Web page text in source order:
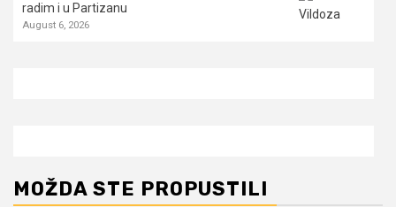
radim i u Partizanu
August 6, 2026
MOŽDA STE PROPUSTILI